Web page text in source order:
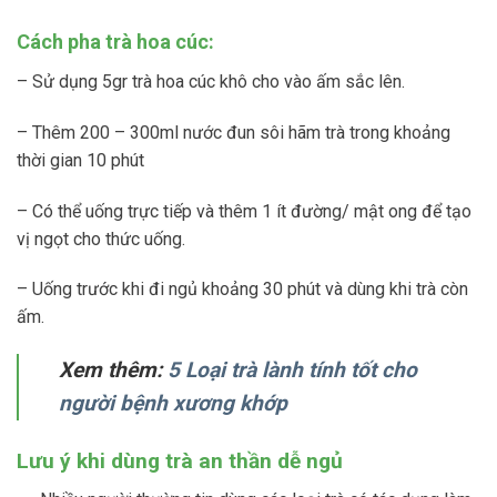
Cách pha trà hoa cúc:
– Sử dụng 5gr trà hoa cúc khô cho vào ấm sắc lên.
– Thêm 200 – 300ml nước đun sôi hãm trà trong khoảng
thời gian 10 phút
– Có thể uống trực tiếp và thêm 1 ít đường/ mật ong để tạo
vị ngọt cho thức uống.
– Uống trước khi đi ngủ khoảng 30 phút và dùng khi trà còn
ấm.
Xem thêm: 5 Loại trà lành tính tốt cho
người bệnh xương khớp
Lưu ý khi dùng trà an thần dễ ngủ